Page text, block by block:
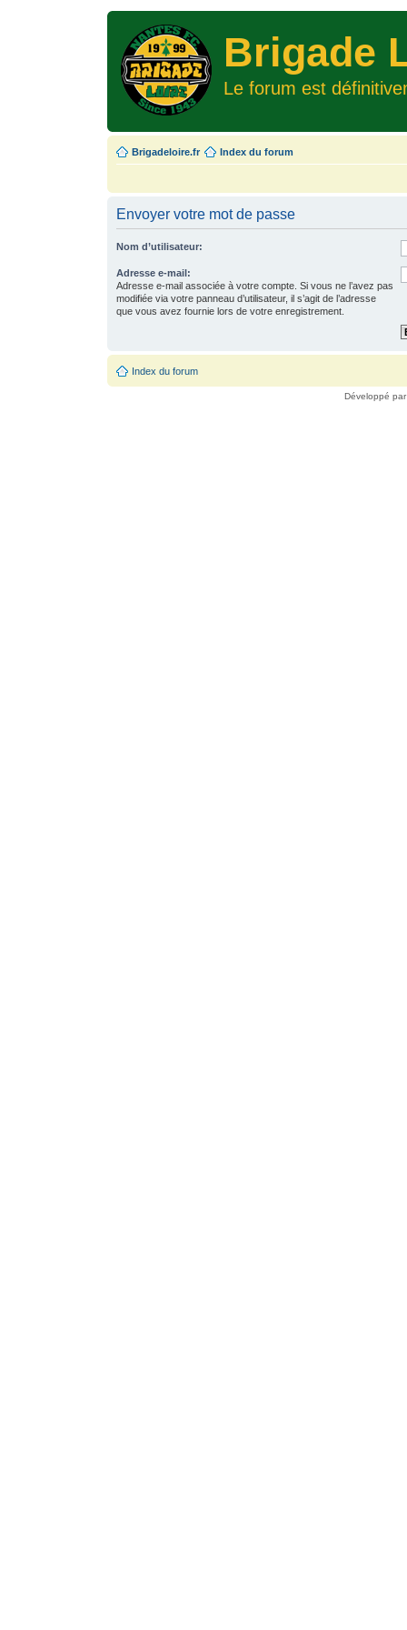
Brigade
Le forum est
Brigadeloire.fr Index du forum
Envoyer votre mot de passe
Nom d’utilisateur:
Adresse e-mail:
Adresse e-mail associée à votre compte. Si vous ne l’avez pas
modifiée via votre panneau d’utilisateur, il s’agit de l’adresse
que vous avez fournie lors de votre enregistrement.
Index du forum
Développé